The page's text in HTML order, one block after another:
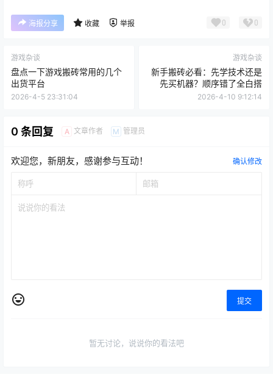
海报分享 收藏 举报 0 0
游戏杂谈
盘点一下游戏搬砖常用的几个
出货平台
2026-4-5 23:31:04
游戏杂谈
新手搬砖必看：先学技术还是
先买机器？顺序错了全白搭
2026-4-10 9:12:14
0 条回复 A 文章作者 M 管理员
欢迎您，新朋友，感谢参与互动！ 确认修改
提交
暂无讨论，说说你的看法吧